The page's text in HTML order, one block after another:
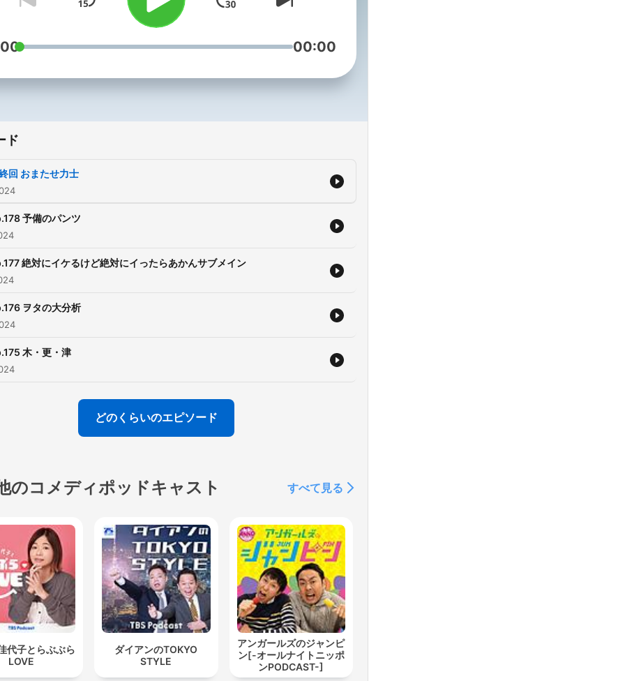
00:00
ド
回 おまたせ力士
予備のパンツ
絶対にイケるけど絶対にイったらあかんサブメイン
ヲタの大分析
木・更・津
どのくらいのエピソード
のコメディポッドキャスト すべて見る
代子とらぶぶら
LOVE
ダイアンのTOKYO
STYLE
アンガールズのジャンピ
ン[-オールナイトニッポ
ンPODCAST-]